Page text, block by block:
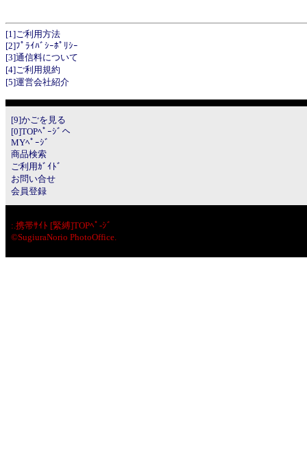
[1]ご利用方法
[2]ﾌﾟﾗｲﾊﾞｼｰﾎﾟﾘｼｰ
[3]通信料について
[4]ご利用規約
[5]運営会社紹介
[9]かごを見る
[0]TOPﾍﾟｰｼﾞへ
MYﾍﾟｰｼﾞ
商品検索
ご利用ｶﾞｲﾄﾞ
お問い合せ
会員登録
:.携帯ｻｲﾄ [緊縛]TOPﾍﾟ-ｼﾞ
©SugiuraNorio PhotoOffice.